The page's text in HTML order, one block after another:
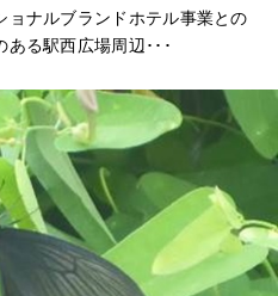
ナルブランドホテル事業との
る駅西広場周辺･･･